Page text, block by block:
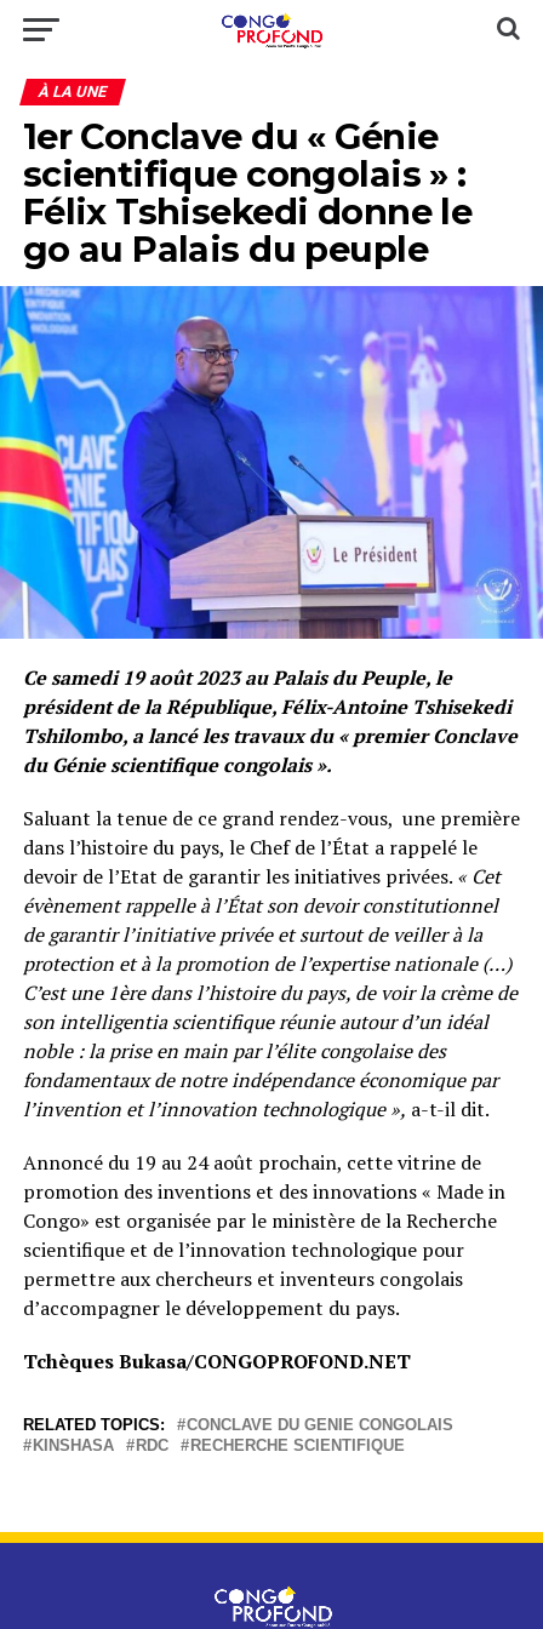
À LA UNE
1er Conclave du « Génie
scientifique congolais » :
Félix Tshisekedi donne le
go au Palais du peuple
Ce samedi 19 août 2023 au Palais du Peuple, le
président de la République, Félix-Antoine Tshisekedi
Tshilombo, a lancé les travaux du « premier Conclave
du Génie scientifique congolais ».
Saluant la tenue de ce grand rendez-vous, une première
dans l’histoire du pays, le Chef de l’État a rappelé le
devoir de l’Etat de garantir les initiatives privées. « Cet
évènement rappelle à l’État son devoir constitutionnel
de garantir l’initiative privée et surtout de veiller à la
protection et à la promotion de l’expertise nationale (…)
C’est une 1ère dans l’histoire du pays, de voir la crème de
son intelligentia scientifique réunie autour d’un idéal
noble : la prise en main par l’élite congolaise des
fondamentaux de notre indépendance économique par
l’invention et l’innovation technologique », a-t-il dit.
Annoncé du 19 au 24 août prochain, cette vitrine de
promotion des inventions et des innovations « Made in
Congo» est organisée par le ministère de la Recherche
scientifique et de l’innovation technologique pour
permettre aux chercheurs et inventeurs congolais
d’accompagner le développement du pays.
Tchèques Bukasa/CONGOPROFOND.NET
RELATED TOPICS:
CONCLAVE DU GENIE CONGOLAIS
KINSHASA
RDC RECHERCHE SCIENTIFIQUE